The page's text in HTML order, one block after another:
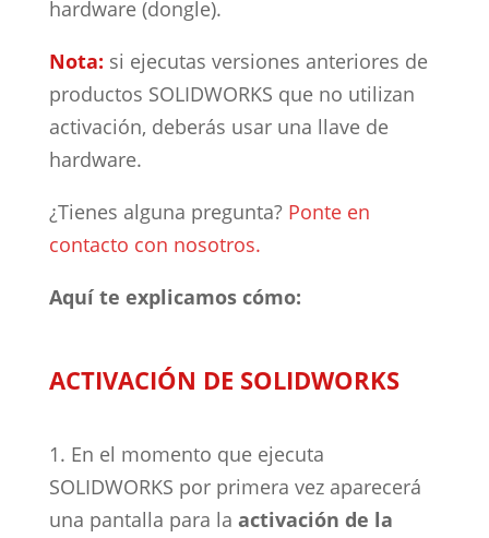
hardware (dongle).
Nota: si ejecutas versiones anteriores de
productos SOLIDWORKS que no utilizan
activación, deberás usar una llave de
hardware.
¿Tienes alguna pregunta? Ponte en
contacto con nosotros.
Aquí te explicamos cómo:
ACTIVACIÓN DE SOLIDWORKS
1. En el momento que ejecuta
SOLIDWORKS por primera vez aparecerá
una pantalla para la activación de la